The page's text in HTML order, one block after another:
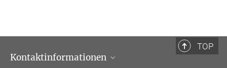
TOP
Kontaktinformationen